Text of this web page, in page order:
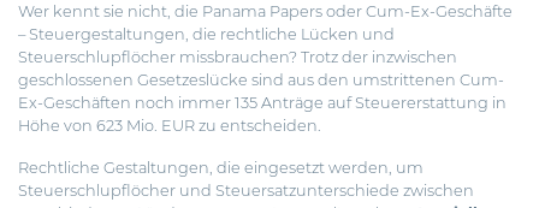
Wer kennt sie nicht, die Panama Papers oder Cum-Ex-Geschäfte
– Steuergestaltungen, die rechtliche Lücken und
Steuerschlupflöcher missbrauchen? Trotz der inzwischen
geschlossenen Gesetzeslücke sind aus den umstrittenen Cum-
Ex-Geschäften noch immer 135 Anträge auf Steuererstattung in
Höhe von 623 Mio. EUR zu entscheiden.
Rechtliche Gestaltungen, die eingesetzt werden, um
Steuerschlupflöcher und Steuersatzunterschiede zwischen